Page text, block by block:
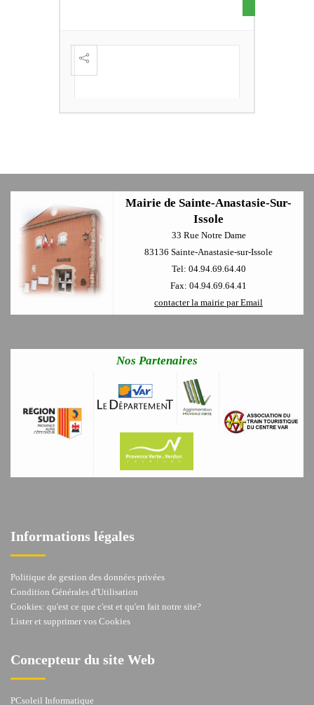
Mairie de Sainte-Anastasie-Sur-
Issole
33 Rue Notre Dame
83136 Sainte-Anastasie-sur-Issole
Tel: 04.94.69.64.40
Fax: 04.94.69.64.41
contacter la mairie par Email
Nos Partenaires
Informations légales
Politique de gestion des données privées
Condition Générales d'Utilisation
Cookies: qu'est ce que c'est et qu'en fait notre site?
Lister et supprimer vos Cookies
Concepteur du site Web
PCsoleil Informatique